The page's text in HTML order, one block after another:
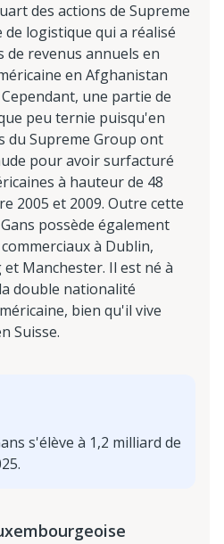
des actions de Supreme
logistique qui a réalisé
de revenus annuels en
en Afghanistan
une partie de
peu ternie puisqu'en
du Supreme Group ont
pour avoir surfacturé
à hauteur de 48
2005 et 2009. Outre cette
possède également
à Dublin,
Manchester. Il est né à
double nationalité
bien qu'il vive
Suisse.
s'élève à 1,2 milliard de